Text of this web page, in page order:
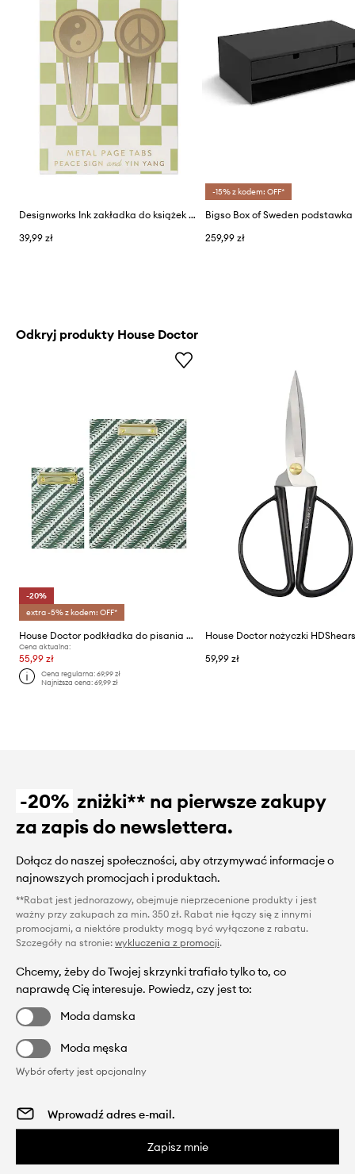
Designworks Ink zakładka do książek 2-pack
39,99 zł
-15% z kodem: OFF*
259,99 zł
Odkryj produkty House Doctor
-20%
extra -5% z kodem: OFF*
House Doctor podkładka do pisania HDClip 24 x 32 cm 2-pack
Cena aktualna:
55,99 zł
Cena regularna:69,99 zł
Najniższa cena:69,99 zł
59,99 zł
-20% zniżki** na pierwsze zakupy
za zapis do newslettera.
Dołącz do naszej społeczności, aby otrzymywać informacje o
najnowszych promocjach i produktach.
**Rabat jest jednorazowy, obejmuje nieprzecenione produkty i jest
ważny przy zakupach za min. 350 zł. Rabat nie łączy się z innymi
promocjami, a niektóre produkty mogą być wyłączone z rabatu.
Szczegóły na stronie: wykluczenia z promocji.
Chcemy, żeby do Twojej skrzynki trafiało tylko to, co
naprawdę Cię interesuje. Powiedz, czy jest to:
Moda damska
Moda męska
Wybór oferty jest opcjonalny
Zapisz mnie